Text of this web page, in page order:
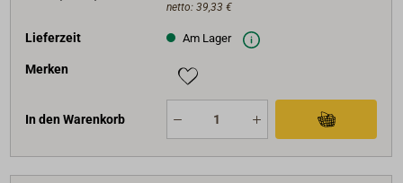
netto: 39,33 €
Lieferzeit Am Lager
Merken
In den Warenkorb